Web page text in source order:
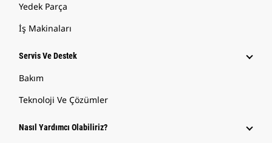
Yedek Parça
İş Makinaları
Servis Ve Destek
Bakım
Teknoloji Ve Çözümler
Nasıl Yardımcı Olabiliriz?